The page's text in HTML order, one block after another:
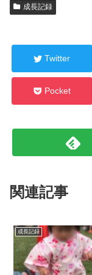
成長記録
Twitter
Pocket
関連記事
成長記録